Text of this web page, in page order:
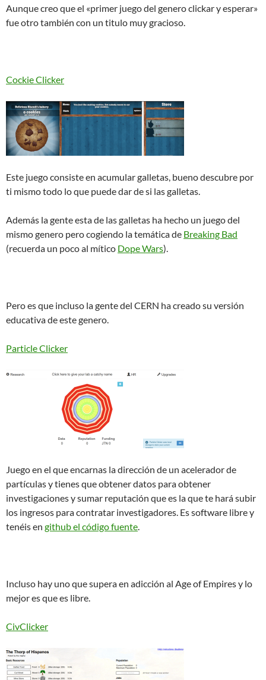
Aunque creo que el «primer juego del genero clickar y esperar»
fue otro también con un titulo muy gracioso.
Cockie Clicker
Este juego consiste en acumular galletas, bueno descubre por
ti mismo todo lo que puede dar de si las galletas.
Además la gente esta de las galletas ha hecho un juego del
mismo genero pero cogiendo la temática de Breaking Bad
(recuerda un poco al mítico Dope Wars).
Pero es que incluso la gente del CERN ha creado su versión
educativa de este genero.
Particle Clicker
Juego en el que encarnas la dirección de un acelerador de
partículas y tienes que obtener datos para obtener
investigaciones y sumar reputación que es la que te hará subir
los ingresos para contratar investigadores. Es software libre y
tenéis en github el código fuente.
Incluso hay uno que supera en adicción al Age of Empires y lo
mejor es que es libre.
CivClicker